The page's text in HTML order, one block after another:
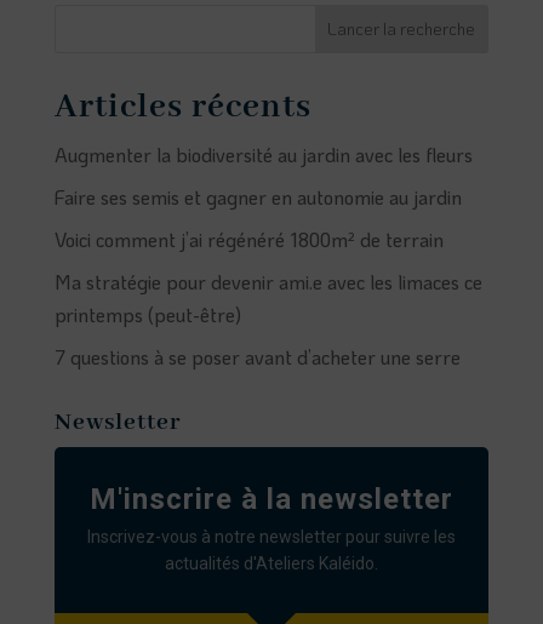
Lancer la recherche
Articles récents
Augmenter la biodiversité au jardin avec les fleurs
Faire ses semis et gagner en autonomie au jardin
Voici comment j’ai régénéré 1800m² de terrain
Ma stratégie pour devenir ami.e avec les limaces ce
printemps (peut-être)
7 questions à se poser avant d’acheter une serre
Newsletter
M'inscrire à la newsletter
Inscrivez-vous à notre newsletter pour suivre les
actualités d'Ateliers Kaléido.